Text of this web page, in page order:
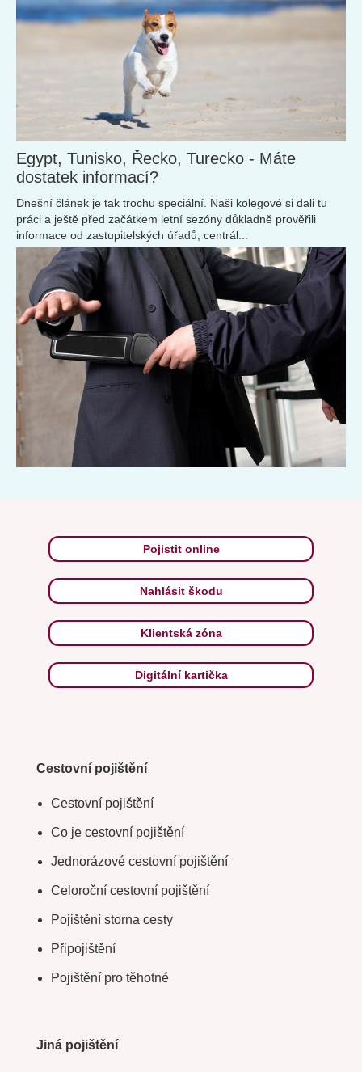
Egypt, Tunisko, Řecko, Turecko - Máte
dostatek informací?
Dnešní článek je tak trochu speciální. Naši kolegové si dali tu
práci a ještě před začátkem letní sezóny důkladně prověřili
informace od zastupitelských úřadů, centrál...
Pojistit online
Nahlásit škodu
Klientská zóna
Digitální kartička
Cestovní pojištění
Cestovní pojištění
Co je cestovní pojištění
Jednorázové cestovní pojištění
Celoroční cestovní pojištění
Pojištění storna cesty
Připojištění
Pojištění pro těhotné
Jiná pojištění